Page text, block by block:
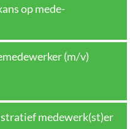
op mede-
(m/v)
medewerk(st)er